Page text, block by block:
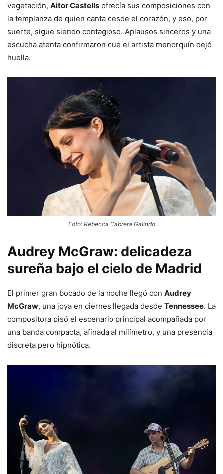
vegetación, Aitor Castells ofrecía sus composiciones con
la templanza de quien canta desde el corazón, y eso, por
suerte, sigue siendo contagioso. Aplausos sinceros y una
escucha atenta confirmaron que el artista menorquín dejó
huella.
Foto: Rebecca Cabrera Galindo
Audrey McGraw: delicadeza
sureña bajo el cielo de Madrid
El primer gran bocado de la noche llegó con Audrey
McGraw, una joya en ciernes llegada desde Tennessee. La
compositora pisó el escenario principal acompañada por
una banda compacta, afinada al milímetro, y una presencia
discreta pero hipnótica.